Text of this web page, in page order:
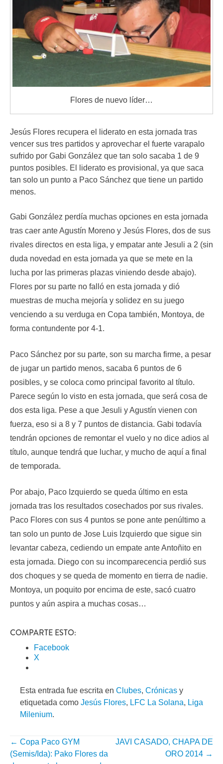
Flores de nuevo líder…
Jesús Flores recupera el liderato en esta jornada tras
vencer sus tres partidos y aprovechar el fuerte varapalo
sufrido por Gabi González que tan solo sacaba 1 de 9
puntos posibles. El liderato es provisional, ya que saca
tan solo un punto a Paco Sánchez que tiene un partido
menos.
Gabi González perdía muchas opciones en esta jornada
tras caer ante Agustín Moreno y Jesús Flores, dos de sus
rivales directos en esta liga, y empatar ante Jesuli a 2 (sin
duda novedad en esta jornada ya que se mete en la
lucha por las primeras plazas viniendo desde abajo).
Flores por su parte no falló en esta jornada y dió
muestras de mucha mejoría y solidez en su juego
venciendo a su verduga en Copa también, Montoya, de
forma contundente por 4-1.
Paco Sánchez por su parte, son su marcha firme, a pesar
de jugar un partido menos, sacaba 6 puntos de 6
posibles, y se coloca como principal favorito al título.
Parece según lo visto en esta jornada, que será cosa de
dos esta liga. Pese a que Jesuli y Agustín vienen con
fuerza, eso si a 8 y 7 puntos de distancia. Gabi todavía
tendrán opciones de remontar el vuelo y no dice adios al
título, aunque tendrá que luchar, y mucho de aquí a final
de temporada.
Por abajo, Paco Izquierdo se queda último en esta
jornada tras los resultados cosechados por sus rivales.
Paco Flores con sus 4 puntos se pone ante penúltimo a
tan solo un punto de Jose Luis Izquierdo que sigue sin
levantar cabeza, cediendo un empate ante Antoñito en
esta jornada. Diego con su incomparecencia perdió sus
dos choques y se queda de momento en tierra de nadie.
Montoya, un poquito por encima de este, sacó cuatro
puntos y aún aspira a muchas cosas…
COMPARTE ESTO:
Facebook
X
Esta entrada fue escrita en Clubes, Crónicas y
etiquetada como Jesús Flores, LFC La Solana, Liga
Milenium.
NAVEGACIÓN
← Copa Paco GYM
(Semis/Ida): Pako Flores da
JAVI CASADO, CHAPA DE
ORO 2014 →